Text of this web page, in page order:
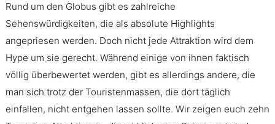
Rund um den Globus gibt es zahlreiche
Sehenswürdigkeiten, die als absolute Highlights
angepriesen werden. Doch nicht jede Attraktion wird dem
Hype um sie gerecht. Während einige von ihnen faktisch
völlig überbewertet werden, gibt es allerdings andere, die
man sich trotz der Touristenmassen, die dort täglich
einfallen, nicht entgehen lassen sollte. Wir zeigen euch zehn